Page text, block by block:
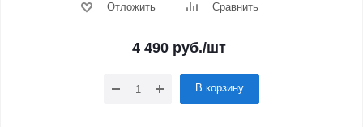
Отложить Сравнить
4 490руб./шт
В корзину